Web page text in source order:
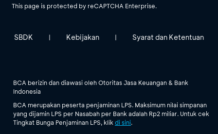
This page is protected by reCAPTCHA Enterprise.
SBDK | Kebijakan | Syarat dan Ketentuan
BCA berizin dan diawasi oleh Otoritas Jasa Keuangan & Bank
Indonesia
BCA merupakan peserta penjaminan LPS. Maksimum nilai simpanan
yang dijamin LPS per Nasabah per Bank adalah Rp2 miliar. Untuk cek
Tingkat Bunga Penjaminan LPS, klik di sini.